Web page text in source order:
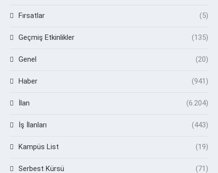
Fırsatlar (5)
Geçmiş Etkinlikler (135)
Genel (20)
Haber (941)
İlan (6.204)
İş İlanları (443)
Kampüs List (19)
Serbest Kürsü (71)